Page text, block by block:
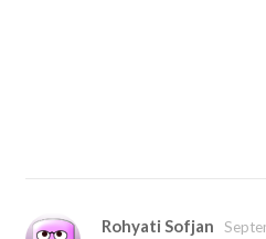
Rohyati Sofjan